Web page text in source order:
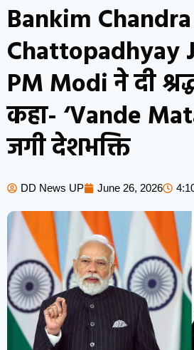
Bankim Chandra
Chattopadhyay
PM Modi ने दी
कहा- ‘Vande
जगी देशभक्ति
DD News UP June 26, 2026